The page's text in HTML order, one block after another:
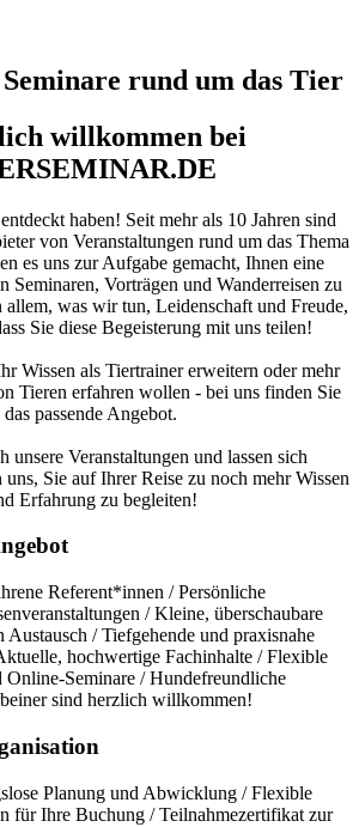
rund um das Tier
willkommen bei
haben! Seit mehr als 10 Jahren sind
von Veranstaltungen rund um das Thema
es uns zur Aufgabe gemacht, Ihnen eine
Seminaren, Vorträgen und Wanderreisen zu
allem, was wir tun, Leidenschaft und Freude,
Sie diese Begeisterung mit uns teilen!
Wissen als Tiertrainer erweitern oder mehr
Tieren erfahren wollen - bei uns finden Sie
das passende Angebot.
unsere Veranstaltungen und lassen sich
Sie auf Ihrer Reise zu noch mehr Wissen
Erfahrung zu begleiten!
Referent*innen / Persönliche
/ Kleine, überschaubare
/ Tiefgehende und praxisnahe
hochwertige Fachinhalte / Flexible
Online-Seminare / Hundefreundliche
sind herzlich willkommen!
Planung und Abwicklung / Flexible
für Ihre Buchung / Teilnahmezertifikat zur